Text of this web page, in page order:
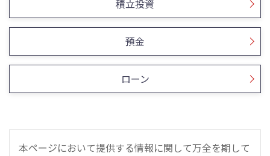
積立投資
預金
ローン
本ページにおいて提供する情報に関して万全を期して